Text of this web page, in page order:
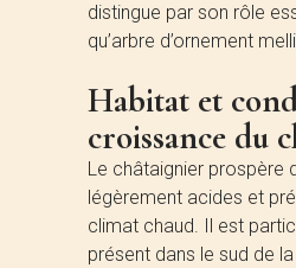
distingue par son rôle
qu’arbre d’ornement
Habitat et
croissance du
Le châtaignier prospère
légèrement acides et
climat chaud. Il est
présent dans le sud de